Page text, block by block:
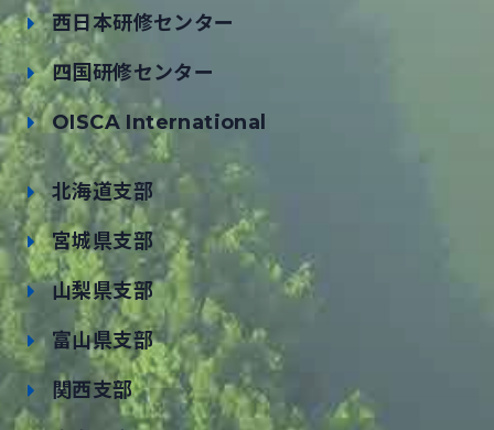
西日本研修センター
四国研修センター
OISCA International
北海道支部
宮城県支部
山梨県支部
富山県支部
関西支部